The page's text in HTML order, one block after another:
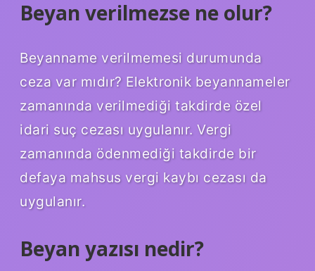
Beyan verilmezse ne olur?
Beyanname verilmemesi durumunda
ceza var mıdır? Elektronik beyannameler
zamanında verilmediği takdirde özel
idari suç cezası uygulanır. Vergi
zamanında ödenmediği takdirde bir
defaya mahsus vergi kaybı cezası da
uygulanır.
Beyan yazısı nedir?